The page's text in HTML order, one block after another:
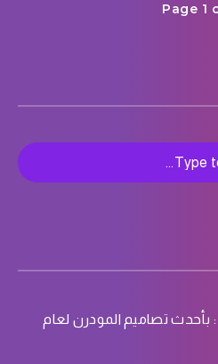
Page 1
بأحدث تصاميم المودرن لعام